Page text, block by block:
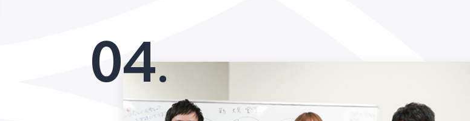
と捉えるか、後ろ向きに捉えるのかによって、仕事の充実度が変わります。
私たちは、上司・ 先輩・後輩・そして社長が同じ方向を向いて歩き、 助け合い
向きに生き生きと仕事をしています。